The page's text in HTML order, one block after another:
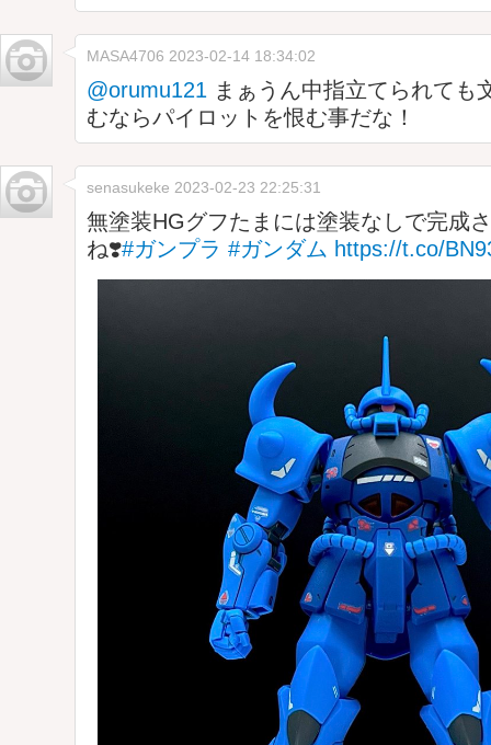
MASA4706 2023-02-14 18:34:02
@orumu121 まぁうん中指立てられても
むならパイロットを恨む事だな！
senasukeke 2023-02-23 22:25:31
無塗装HGグフたまには塗装なしで完成
ね❣️#ガンプラ #ガンダム https://t.co/